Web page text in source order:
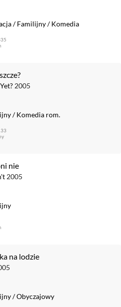
/Familijny/Komedia
2005
/Komedia rom.
nie
2005
na lodzie
/Obyczajowy